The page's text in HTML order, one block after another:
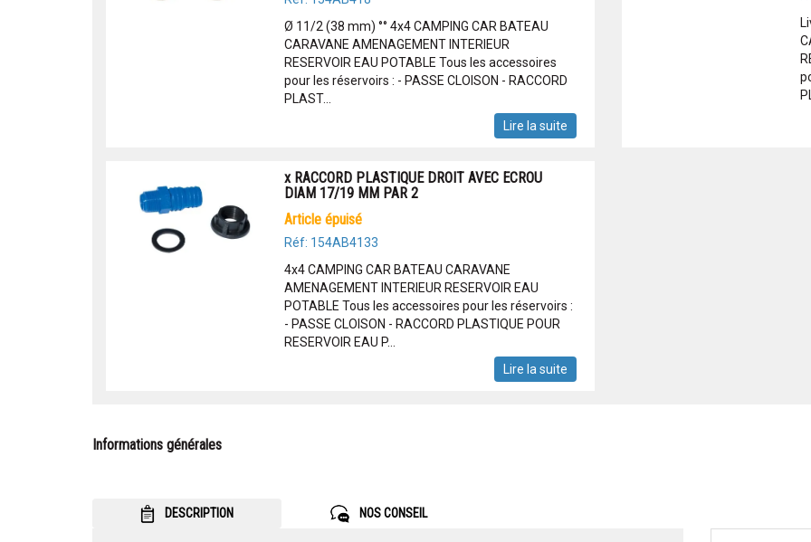
Ø 11/2 (38 mm) °° 4x4 CAMPING CAR BATEAU
CARAVANE AMENAGEMENT INTERIEUR
RESERVOIR EAU POTABLE Tous les accessoires
pour les réservoirs : - PASSE CLOISON - RACCORD
PLAST...
Lire la suite
x RACCORD PLASTIQUE DROIT AVEC ECROU
DIAM 17/19 MM PAR 2
article épuisé
Réf: 154AB4133
4x4 CAMPING CAR BATEAU CARAVANE
AMENAGEMENT INTERIEUR RESERVOIR EAU
POTABLE Tous les accessoires pour les réservoirs :
- PASSE CLOISON - RACCORD PLASTIQUE POUR
RESERVOIR EAU P...
Lire la suite
Informations générales
DESCRIPTION NOS CONSEIL